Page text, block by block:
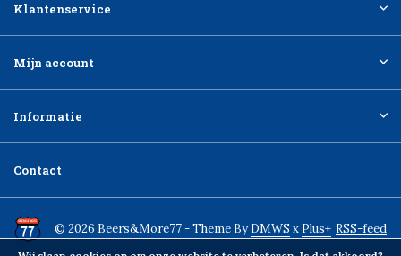
Klantenservice
Mijn account
Informatie
Contact
© 2026 Beers&More77 - Theme ByDMWS x Plus+ RSS-feed